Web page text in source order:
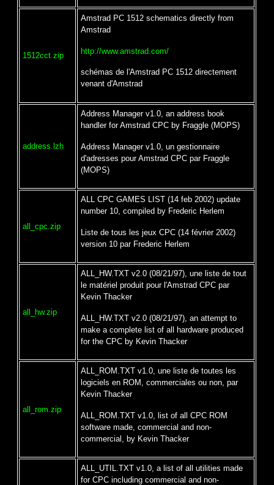
1512cct.zip
Amstrad PC 1512 schematics directly from
Amstrad
http://www.amstrad.com/
schémas de l'Amstrad PC 1512 directement
venant d'Amstrad
address.lzh
Address Manager v1.0, an address book
handler for Amstrad CPC by Fraggle (MOPS)
Address Manager v1.0, un gestionnaire
d'adresses pour Amstrad CPC par Fraggle
(MOPS)
all_cpc.zip
ALL CPC GAMES LIST (14 feb 2002) update
number 10, compiled by Frederic Herlem
Liste de tous les jeux CPC (14 février 2002)
version 10 par Frederic Herlem
all_hw.zip
ALL_HW.TXT v2.0 (08/21/97), une liste de tout
le matériel produit pour l'Amstrad CPC par
Kevin Thacker
ALL_HW.TXT v2.0 (08/21/97), an attempt to
make a complete list of all hardware produced
for the CPC by Kevin Thacker
all_rom.zip
ALL_ROM.TXT v1.0, une liste de toutes les
logiciels en ROM, commerciales ou non, par
Kevin Thacker
ALL_ROM.TXT v1.0, list of all CPC ROM
software made, commercial and non-
commercial, by Kevin Thacker
ALL_UTIL.TXT v1.0, a list of all utilities made
for CPC including commercial and non-